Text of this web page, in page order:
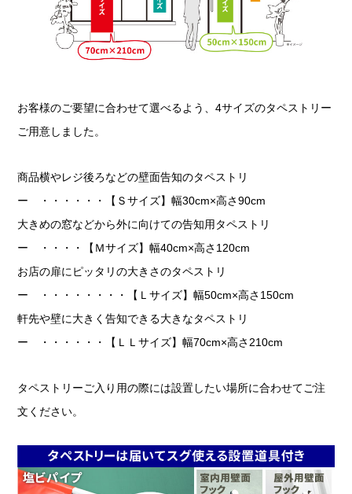
お客様のご要望に合わせて選べるよう、4サイズのタペストリー
ご用意しました。
商品横やレジ後ろなどの壁面告知のタペストリ
ー ・・・・・・【Ｓサイズ】幅30cm×高さ90cm
大きめの窓などから外に向けての告知用タペストリ
ー ・・・・【Ｍサイズ】幅40cm×高さ120cm
お店の扉にピッタリの大きさのタペストリ
ー ・・・・・・・・【Ｌサイズ】幅50cm×高さ150cm
軒先や壁に大きく告知できる大きなタペストリ
ー ・・・・・・【ＬＬサイズ】幅70cm×高さ210cm
タペストリーご入り用の際には設置したい場所に合わせてご注
文ください。